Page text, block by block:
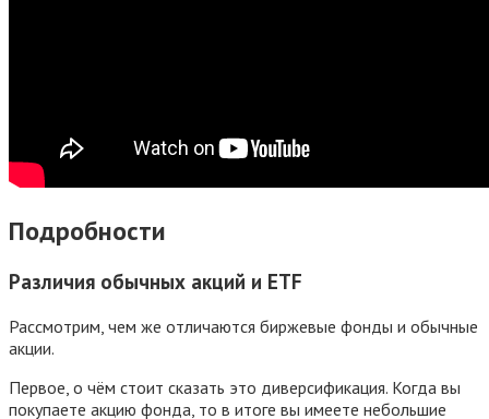
Подробности
Различия обычных акций и ETF
Рассмотрим, чем же отличаются биржевые фонды и обычные
акции.
Первое, о чём стоит сказать это диверсификация. Когда вы
покупаете акцию фонда, то в итоге вы имеете небольшие